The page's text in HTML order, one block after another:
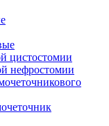
цистостомии
нефростомии